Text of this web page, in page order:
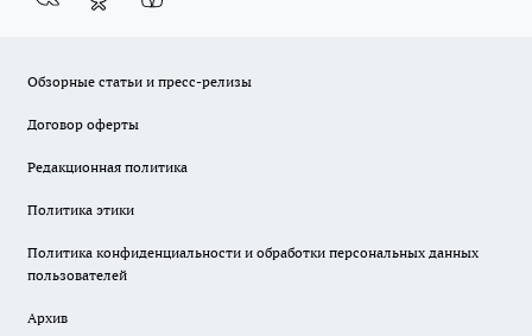
Обзорные статьи и пресс-релизы
Договор оферты
Редакционная политика
Политика этики
Политика конфиденциальности и обработки персональных данных
пользователей
Архив